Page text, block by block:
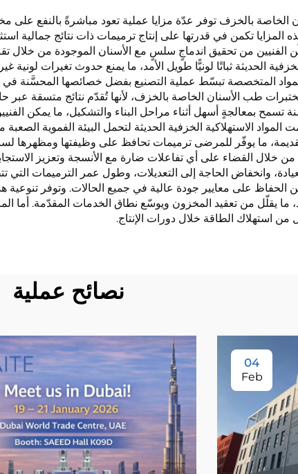
الخاصة بالخزف توفر عدّة مزايا عملية تعود مباشرةً بالنفع
المزايا تكمن في قدرتها على إنتاج ترميمات ذات نتائج جمالية
الفنيين من تحقيق اندماجٍ سلسٍ مع الأسنان الموجودة من خلال
الخزفية الحديثة ثباتًا لونيًّا طويل الأمد، ما يمنع حدوث تغيرات
المتخصصة تبسّط عملية التصنيع بفضل خصائصها المحسَّنة في
طب الأسنان الخاصة بالخزف، لأنها تُقدّم نتائج متسقة عبر
تسمح بمعالجةٍ أسهل أثناء مراحل البناء والتشكيل، ما يمكن
المواد الاستهلاكية الخزفية الحديثة لتحمل البيئة الفموية
ما يوفّر للمرضى ترميمات تحافظ على وظيفتها ومظهرها
خلال القضاء على أي تفاعلات ضارة مع الأنسجة وتعزيز
وانخفاض الحاجة إلى التعديلات، وطول عمر الترميمات
على معايير جودة عالية في جميع الحالات. وتوفر تنوعية
ما يقلّل من تعقيد المخزون ويوسّع نطاق الخدمات المقدّمة. أما
استهلاك الطاقة خلال دورات الإنتاج.
نصائح عملية
04
Feb